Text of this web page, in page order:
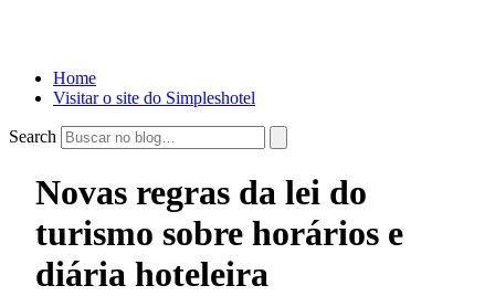
Home
Visitar o site do Simpleshotel
Search
Novas regras da lei do
turismo sobre horários e
diária hoteleira